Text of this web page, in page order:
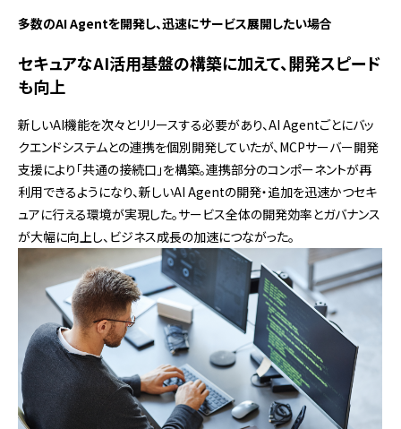
多数のAI Agentを開発し、迅速にサービス展開したい場合
セキュアなAI活用基盤の構築に加えて、開発スピード
も向上
新しいAI機能を次々とリリースする必要があり、AI Agentごとにバッ
クエンドシステムとの連携を個別開発していたが、MCPサーバー開発
支援により「共通の接続口」を構築。連携部分のコンポーネントが再
利用できるようになり、新しいAI Agentの開発・追加を迅速かつセキ
ュアに行える環境が実現した。サービス全体の開発効率とガバナンス
が大幅に向上し、ビジネス成長の加速につながった。